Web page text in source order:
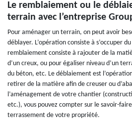
Le remblaiement ou le
terrain avec l’entreprise
Pour aménager un terrain, on peut avoir
déblayer. L’opération consiste à s’occuper
remblaiement consiste à rajouter de la
d’un creux, ou pour égaliser niveau d’un
du béton, etc. Le déblaiement est
retirer de la matière afin de creuser ou
l’aménagement de votre chantier
etc.), vous pouvez compter sur le savoir-
terrassement de votre propriété.